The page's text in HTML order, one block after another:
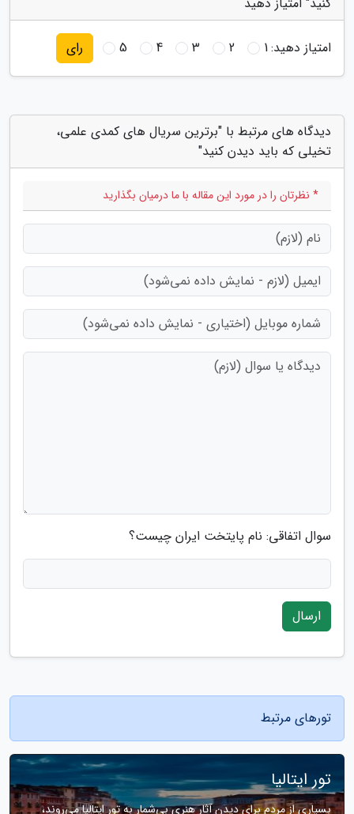
امتیاز دهید:1
2
3
4
5 رای
دیدگاه های مرتبط با "برترین سریال های کمدی علمی،
تخیلی که باید دیدن کنید"
* نظرتان را در مورد این مقاله با ما درمیان بگذارید
سوال اتفاقی: نام پایتخت ایران چیست؟
ارسال
تورهای مرتبط
تور ایتالیا
بسیاری از مردم برای دیدن آثار هنری بی‌شمار به تور ایتالیا می‌روند،